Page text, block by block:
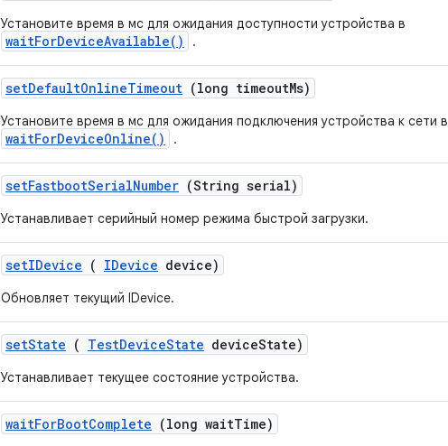
Установите время в мс для ожидания доступности устройства в
waitForDeviceAvailable() .
setDefaultOnlineTimeout (long timeoutMs)
Установите время в мс для ожидания подключения устройства к сети в
waitForDeviceOnline() .
setFastbootSerialNumber (String serial)
Устанавливает серийный номер режима быстрой загрузки.
setIDevice ( IDevice device)
Обновляет текущий IDevice.
setState ( TestDeviceState deviceState)
Устанавливает текущее состояние устройства.
waitForBootComplete (long waitTime)